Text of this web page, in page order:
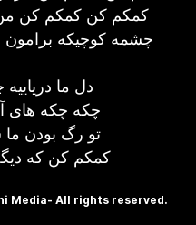
کمکم کن کمکم کن من
چشمه کوچیکه برامون
دل ما
چکه چکه های
تو رگ بودن
کمکم کن که
Media- All rights reserved.